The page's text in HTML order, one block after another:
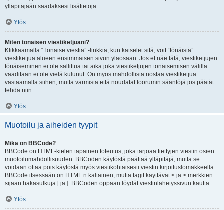
ylläpitäjään saadaksesi lisätietoja.
Ylös
Miten tönäisen viestiketjuani?
Klikkaamalla “Tönaise viestiä” -linkkiä, kun katselet sitä, voit “tönäistä”
viestiketjua alueen ensimmäisen sivun yläosaan. Jos et näe tätä, viestiketjujen
tönäiseminen ei ole sallittua tai aika joka viestiketjujen tönäisemisen välillä
vaaditaan ei ole vielä kulunut. On myös mahdollista nostaa viestiketjua
vastaamalla siihen, mutta varmista että noudatat foorumin sääntöjä jos päätät
tehdä niin.
Ylös
Muotoilu ja aiheiden tyypit
Mikä on BBCode?
BBCode on HTML-kielen tapainen toteutus, joka tarjoaa tiettyjen viestin osien
muotoilumahdollisuuden. BBCoden käytöstä päättää ylläpitäjä, mutta se
voidaan ottaa pois käytöstä myös viestikohtaisesti viestin kirjoituslomakkeella.
BBCode itsessään on HTML:n kaltainen, mutta tagit käyttävät < ja > merkkien
sijaan hakasulkuja [ ja ]. BBCoden oppaan löydät viestinlähetyssivun kautta.
Ylös